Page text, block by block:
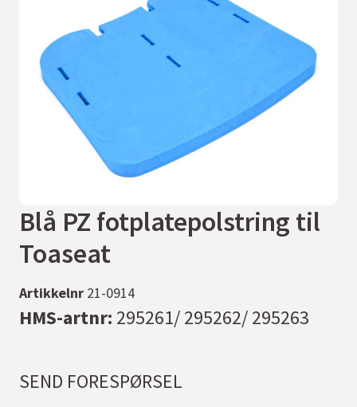
Blå PZ fotplatepolstring til
Toaseat
Artikkelnr 21-0914
HMS-artnr: 295261/ 295262/ 295263
SEND FORESPØRSEL